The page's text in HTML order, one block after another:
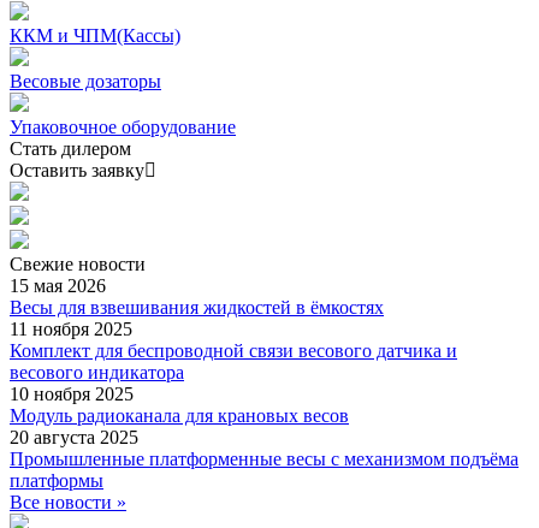
ККМ и ЧПМ(Кассы)
Весовые дозаторы
Упаковочное оборудование
Стать дилером
Оставить заявку
Свежие новости
15 мая 2026
Весы для взвешивания жидкостей в ёмкостях
11 ноября 2025
Комплект для беспроводной связи весового датчика и
весового индикатора
10 ноября 2025
Модуль радиоканала для крановых весов
20 августа 2025
Промышленные платформенные весы с механизмом подъёма
платформы
Все новости »